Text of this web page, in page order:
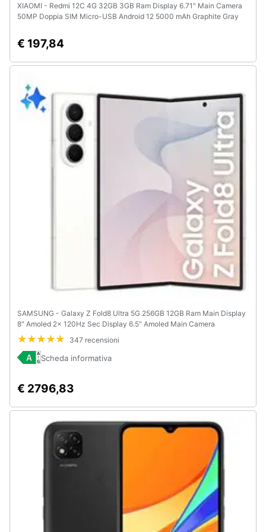
XIAOMI - Redmi 12C 4G 32GB 3GB Ram Display 6.71" Main Camera
50MP Doppia SIM Micro-USB Android 12 5000 mAh Graphite Gray
€ 197,84
SAMSUNG - Galaxy Z Fold8 Ultra 5G 256GB 12GB Ram Main Display
8" Amoled 2x 120Hz Sec Display 6.5" Amoled Main Camera
200+20+10MP Selfie 10MP DualSim (1 nano+eSim) Android
Sanapdragon 8 Elite Gen5 5000mAh Cream
347 recensioni
Scheda informativa
€ 2796,83